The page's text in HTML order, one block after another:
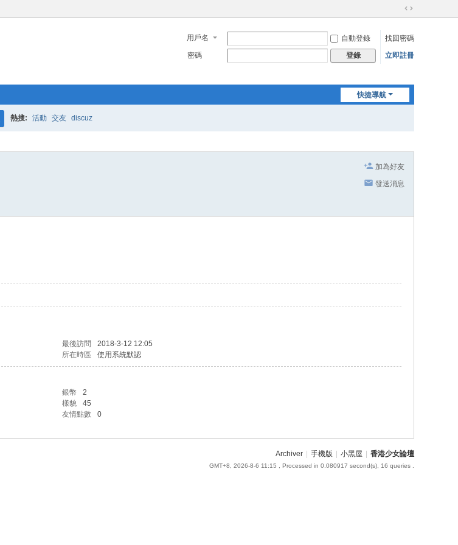
切
到
寬
用戶名 自動登錄
找回密碼
密碼
登錄 立即註冊
快捷導航
熱搜: 活動 交友 discuz
加為好友
發送消息
最後訪問
2018-3-12 12:05
所在時區 使用系統默認
銀幣
2
樣貌
45
友情點數 0
Archiver 手機版 小黑屋 香港少女論壇
GMT+8, 2026-8-6 11:15 , Processed in 0.080917 second(s), 16 queries .